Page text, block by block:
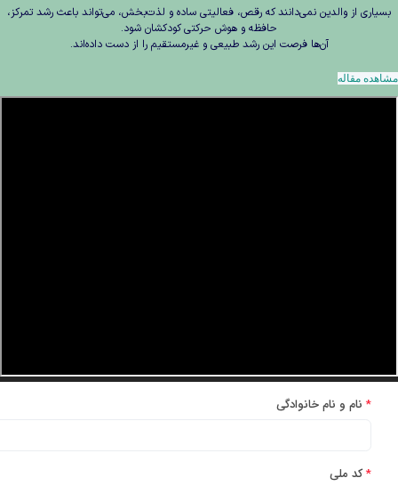
بسیاری از والدین نمی‌دانند که رقص، فعالیتی ساده و لذت‌بخش، می‌تواند باعث رشد تمرکز،
حافظه و هوش حرکتی کودکشان شود.
آن‌ها فرصت این رشد طبیعی و غیرمستقیم را از دست داده‌اند.
مشاهده مقاله